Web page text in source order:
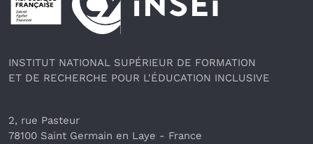
INSTITUT NATIONAL SUPÉRIEUR DE FORMATION
ET DE RECHERCHE POUR L'ÉDUCATION INCLUSIVE
2, rue Pasteur
78100 Saint Germain en Laye - France